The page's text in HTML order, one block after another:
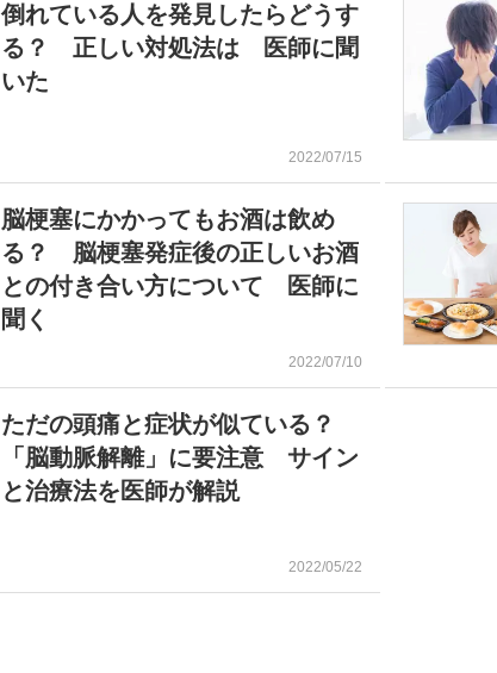
倒れている人を発見したらどうす
る？ 正しい対処法は 医師に聞
いた
2022/07/15
脳梗塞にかかってもお酒は飲め
る？ 脳梗塞発症後の正しいお酒
との付き合い方について 医師に
聞く
2022/07/10
ただの頭痛と症状が似ている？
「脳動脈解離」に要注意 サイン
と治療法を医師が解説
2022/05/22